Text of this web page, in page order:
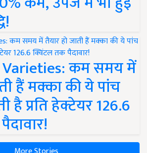
Varieties: कम समय में
हैं मक्का की ये पांच
है प्रति हेक्टेयर 126.6